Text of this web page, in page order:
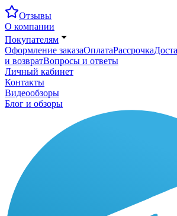
Отзывы
О компании
Покупателям
Оформление заказаОплатаРассрочка
и возвратВопросы и ответы
Личный кабинет
Контакты
Видеообзоры
Блог и обзоры